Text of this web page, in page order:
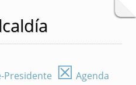
Presidente ☒ Agenda